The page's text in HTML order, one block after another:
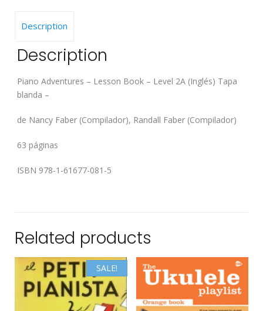
Description
Description
Piano Adventures – Lesson Book – Level 2A (Inglés) Tapa
blanda –
de Nancy Faber (Compilador), Randall Faber (Compilador)
63 páginas
ISBN 978-1-61677-081-5
Related products
SALE!